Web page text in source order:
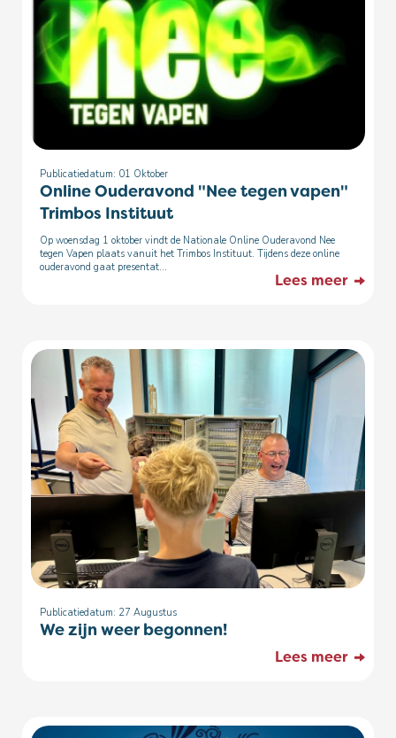
Publicatiedatum: 01 Oktober
Online Ouderavond "Nee tegen vapen"
Trimbos Instituut
Op woensdag 1 oktober vindt de Nationale Online Ouderavond Nee
tegen Vapen plaats vanuit het Trimbos Instituut. Tijdens deze online
ouderavond gaat presentat...
Lees meer
Publicatiedatum: 27 Augustus
We zijn weer begonnen!
Lees meer